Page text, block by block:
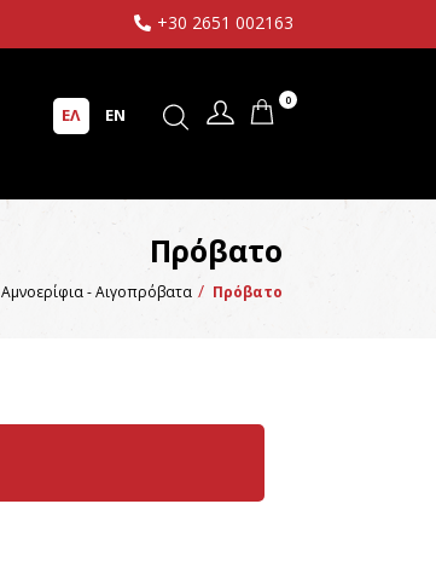
+30 2651 002163
ΕΛ EN
0
Πρόβατο
Αμνοερίφια - Αιγοπρόβατα Πρόβατο